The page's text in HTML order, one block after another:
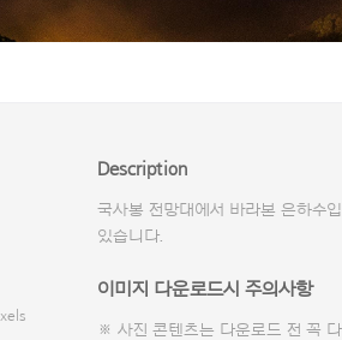
Description
국사봉 전망대에서 바라본 은하수
있습니다.
이미지 다운로드시 주의사항
※ 사진 콘텐츠는 다운로드 전 꼭